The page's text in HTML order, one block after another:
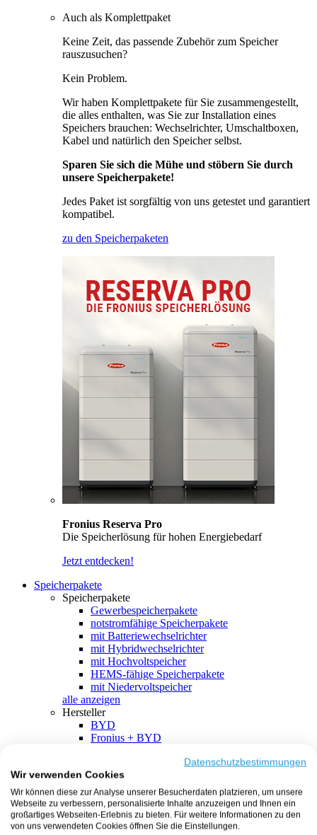
Auch als Komplettpaket
Keine Zeit, das passende Zubehör zum Speicher
rauszusuchen?
Kein Problem.
Wir haben Komplettpakete für Sie zusammengestellt,
die alles enthalten, was Sie zur Installation eines
Speichers brauchen: Wechselrichter, Umschaltboxen,
Kabel und natürlich den Speicher selbst.
Sparen Sie sich die Mühe und stöbern Sie durch
unsere Speicherpakete!
Jedes Paket ist sorgfältig von uns getestet und garantiert
kompatibel.
zu den Speicherpaketen
Fronius Reserva Pro
Die Speicherlösung für hohen Energiebedarf
Jetzt entdecken!
Speicherpakete
Speicherpakete
Gewerbespeicherpakete
notstromfähige Speicherpakete
mit Batteriewechselrichter
mit Hybridwechselrichter
mit Hochvoltspeicher
HEMS-fähige Speicherpakete
mit Niedervoltspeicher
alle anzeigen
Hersteller
BYD
Fronius + BYD
SMA + BYD
EcoFlow
EcoFlow + EcoFlow
FENECON
FENECON + FENECON
Datenschutzbestimmungen
Wir verwenden Cookies
Wir können diese zur Analyse unserer Besucherdaten platzieren, um unsere
Webseite zu verbessern, personalisierte Inhalte anzuzeigen und Ihnen ein
großartiges Webseiten-Erlebnis zu bieten. Für weitere Informationen zu den
von uns verwendeten Cookies öffnen Sie die Einstellungen.